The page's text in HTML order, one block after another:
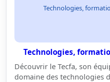
Technologies,
Technologies,
Découvrir le Tecfa, son
domaine des technologies